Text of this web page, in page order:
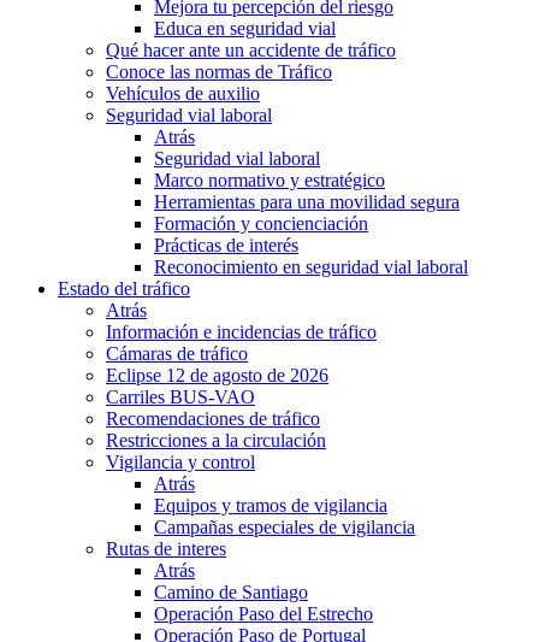
Mejora tu percepción del riesgo
Educa en seguridad vial
Qué hacer ante un accidente de tráfico
Conoce las normas de Tráfico
Vehículos de auxilio
Seguridad vial laboral
Atrás
Seguridad vial laboral
Marco normativo y estratégico
Herramientas para una movilidad segura
Formación y concienciación
Prácticas de interés
Reconocimiento en seguridad vial laboral
Estado del tráfico
Atrás
Información e incidencias de tráfico
Cámaras de tráfico
Eclipse 12 de agosto de 2026
Carriles BUS-VAO
Recomendaciones de tráfico
Restricciones a la circulación
Vigilancia y control
Atrás
Equipos y tramos de vigilancia
Campañas especiales de vigilancia
Rutas de interes
Atrás
Camino de Santiago
Operación Paso del Estrecho
Operación Paso de Portugal